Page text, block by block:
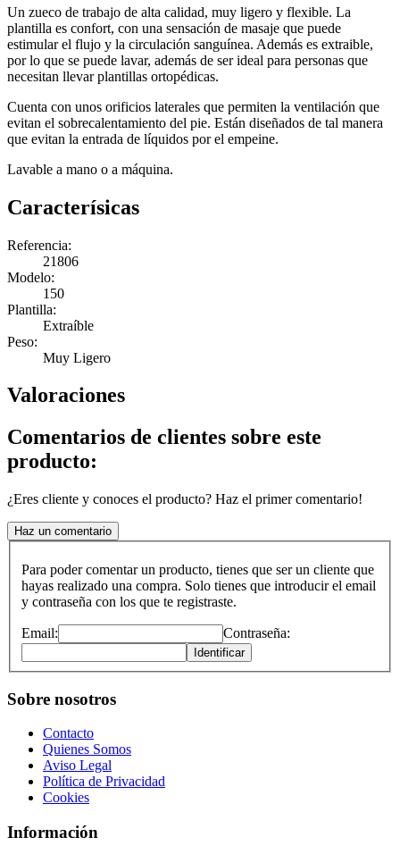
Un zueco de trabajo de alta calidad, muy ligero y flexible. La
plantilla es confort, con una sensación de masaje que puede
estimular el flujo y la circulación sanguínea. Además es extraible,
por lo que se puede lavar, además de ser ideal para personas que
necesitan llevar plantillas ortopédicas.
Cuenta con unos orificios laterales que permiten la ventilación que
evitan el sobrecalentamiento del pie. Están diseñados de tal manera
que evitan la entrada de líquidos por el empeine.
Lavable a mano o a máquina.
Caracterísicas
Referencia:
21806
Modelo:
150
Plantilla:
Extraíble
Peso:
Muy Ligero
Valoraciones
Comentarios de clientes sobre este
producto:
¿Eres cliente y conoces el producto? Haz el primer comentario!
Haz un comentario
Para poder comentar un producto, tienes que ser un cliente que
hayas realizado una compra. Solo tienes que introducir el email
y contraseña con los que te registraste.
Email: Contraseña:
Identificar
Sobre nosotros
Contacto
Quienes Somos
Aviso Legal
Política de Privacidad
Cookies
Información